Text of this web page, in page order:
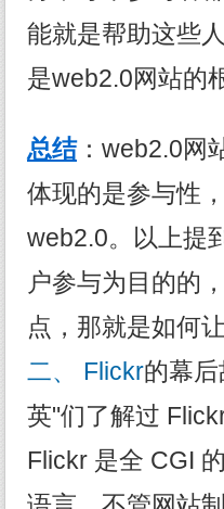
能就是帮助这些
是web2.0网站的
总结：web2.0网
体现的是参与性
web2.0。以上提
户参与为目的的
点，那就是如何
二、 Flickr的幕
英"们了解过
Flickr 是全 CGI